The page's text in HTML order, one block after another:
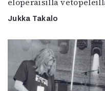
Jukka Takalo